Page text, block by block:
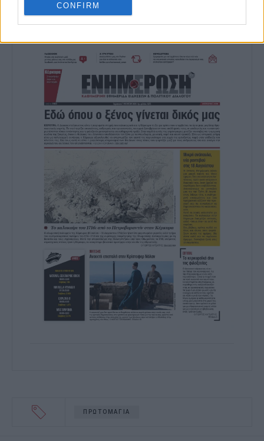
CONFIRM
ΠΡΩΤΟΜΑΓΙΑ